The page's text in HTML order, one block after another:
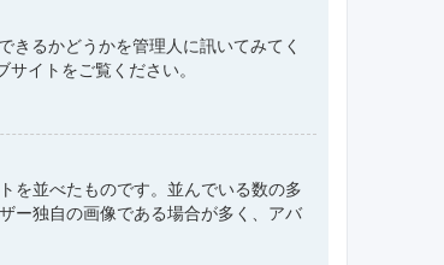
きるかどうかを管理人に訊いてみてく
サイトをご覧ください。
を並べたものです。並んでいる数の多
ー独自の画像である場合が多く、アバ